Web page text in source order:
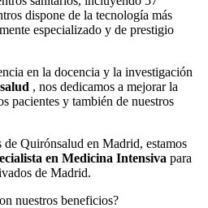
dispone de la tecnología más
especializado y de prestigio
en la docencia y la investigación
, nos dedicamos a mejorar la
pacientes y también de nuestros
Quirónsalud en Madrid, estamos
en Medicina Intensiva para
de Madrid.
nuestros beneficios?